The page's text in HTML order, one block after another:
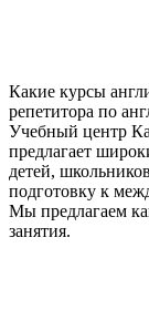
Какие курсы
репетитора по
Учебный центр
предлагает
детей,
подготовку к
Мы предлагаем
занятия.